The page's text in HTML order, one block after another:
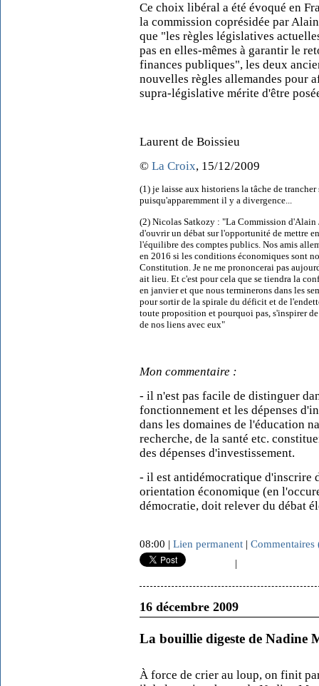
Ce choix libéral a été évoqué en
la commission coprésidée par
que "les règles législatives
pas en elles-mêmes à garantir le
finances publiques", les deux
nouvelles règles allemandes pour
supra-législative mérite d'être
Laurent de Boissieu
© La Croix, 15/12/2009
(1) je laisse aux historiens la tâche de
puisqu'apparemment il y a divergence...
(2) Nicolas Satkozy : "La Commission d'Alain
d'ouvrir un débat sur l'opportunité de mettre
l'équilibre des comptes publics. Nos amis
en 2016 si les conditions économiques sont
Constitution. Je ne me prononcerai pas
ait lieu. Et c'est pour cela que se tiendra la
en janvier et que nous terminerons dans les
pour sortir de la spirale du déficit et de
toute proposition et pourquoi pas, s'inspirer
de nos liens avec eux"
Mon commentaire :
- il n'est pas facile de distinguer
fonctionnement et les dépenses
dans les domaines de l'éducation
recherche, de la santé etc.
des dépenses d'investissement.
- il est antidémocratique d'inscrire
orientation économique (en
démocratie, doit relever du débat
08:00 | Lien permanent | Commentaires
|
16 décembre 2009
La bouillie digeste de Nadine
À force de crier au loup, on finit